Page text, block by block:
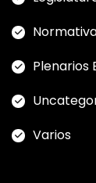
Plenarios
Varios